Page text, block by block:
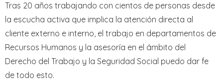
Tras 20 años trabajando con cientos de personas desde
la escucha activa que implica la atención directa al
cliente externo e interno, el trabajo en departamentos de
Recursos Humanos y la asesoría en el ámbito del
Derecho del Trabajo y la Seguridad Social puedo dar fe
de todo esto.